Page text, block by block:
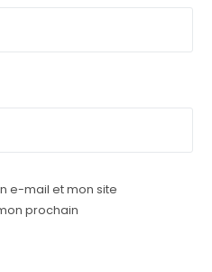
e-mail et mon site
prochain